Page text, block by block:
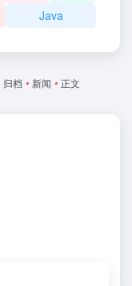
Java
归档 • 新闻 • 正文